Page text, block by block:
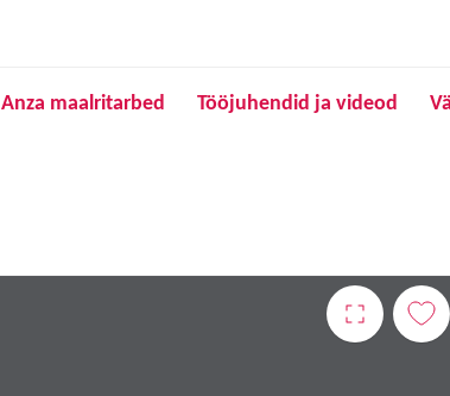
Anza maalritarbed Tööjuhendid ja videod